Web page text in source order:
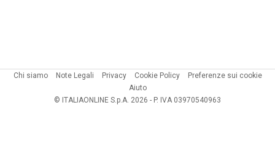
Chi siamo Note Legali Privacy Cookie Policy
Preferenze sui cookie
Aiuto
© ITALIAONLINE S.p.A. 2026 - P. IVA 03970540963